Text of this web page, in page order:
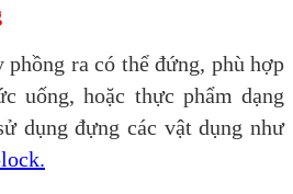
ra có thể đứng, phù hợp
uống, hoặc thực phẩm dạng
dụng đựng các vật dụng như